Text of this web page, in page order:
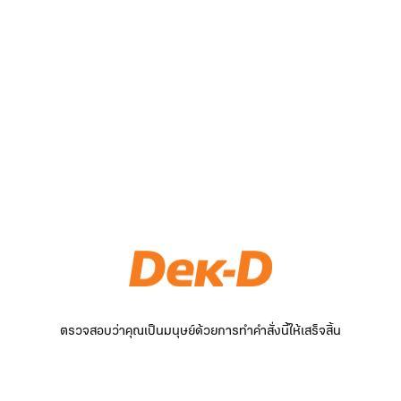
ตรวจสอบว่าคุณเป็นมนุษย์ด้วยการทำคำสั่งนี้ให้เสร็จสิ้น